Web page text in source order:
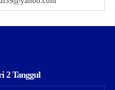
2 Tanggul